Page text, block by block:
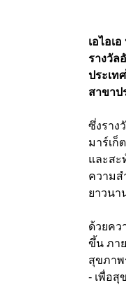
เอไอเ
รางวัล
ประเท
สาขาป
ซึ่งราง
มาร์เก็
และสะ
ความส
ยาวนา
ด้วยค
ขึ้น ภา
สุขภาพ
- เพื่อสุ